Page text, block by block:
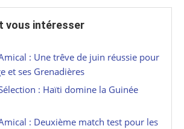
vous intéresser
: Une trêve de juin réussie pour
et ses Grenadières
: Haïti domine la Guinée
: Deuxième match test pour les